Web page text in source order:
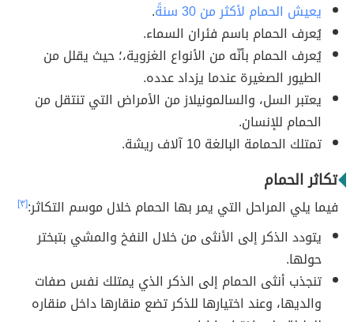
يعيش الحمام لأكثر من 30 سنةً
.
يُعرف الحمام باسم فئران السماء.
يُعرف الحمام بأنّه من الأنواع الغزوية،؛ حيث يقلل من
الطيور الصغيرة عندما يزداد عدده.
يعتبر السل، والسالمونيلاز من الأمراض التي تنتقل من
الحمام للإنسان.
تمتلك الحمامة البالغة 10 آلاف ريشة.
تكاثر الحمام
فيما يلي المراحل التي يمر بها الحمام خلال موسم التكاثر:[٣]
يتودد الذكر إلى الأنثى من خلال النفخ والمشي بتبختر
حولها.
تنجذب أنثى الحمام إلى الذكر الذي يمتلك نفس صفات
والديها، وعند اختيارها للذكر تضع منقارها داخل منقاره